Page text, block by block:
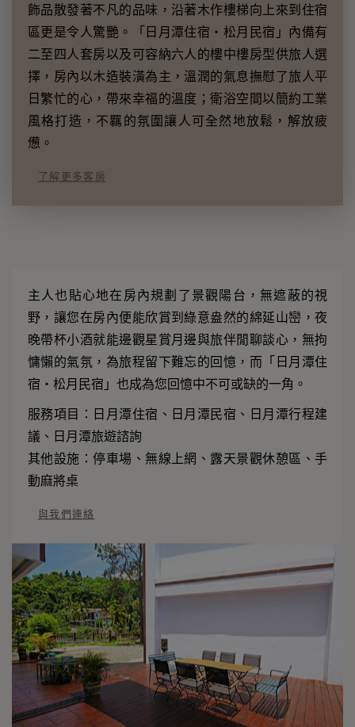
飾品散發著不凡的品味，沿著木作樓梯向上來到住宿
區更是令人驚艷。「日月潭住宿‧松月民宿」內備有
二至四人套房以及可容納六人的樓中樓房型供旅人選
擇，房內以木造裝潢為主，溫潤的氣息撫慰了旅人平
日繁忙的心，帶來幸福的溫度；衛浴空間以簡約工業
風格打造，不羈的氛圍讓人可全然地放鬆，解放疲
憊。
了解更多客房
主人也貼心地在房內規劃了景觀陽台，無遮蔽的視
野，讓您在房內便能欣賞到綠意盎然的綿延山巒，夜
晚帶杯小酒就能邊觀星賞月邊與旅伴閒聊談心，無拘
慵懶的氣氛，為旅程留下難忘的回憶，而「日月潭住
宿‧松月民宿」也成為您回憶中不可或缺的一角。
服務項目：日月潭住宿、日月潭民宿、日月潭行程建
議、日月潭旅遊諮詢
其他設施：停車場、無線上網、露天景觀休憩區、手
動麻將桌
與我們連絡